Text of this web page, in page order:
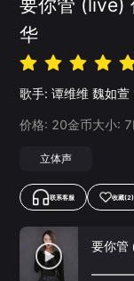
要你管 (live)
华
歌手: 谭维维 魏如萱
价格: 20金币大小: 7
立体声
联系客服 收藏(2)
要你管